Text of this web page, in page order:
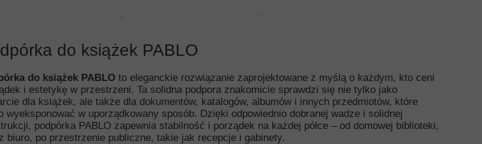
.
.
do książek PABLO
do książek PABLO to eleganckie rozwiązanie zaprojektowane z myślą o każdym, kto ceni
i estetykę w przestrzeni. Ta solidna podpora znakomicie sprawdzi się nie tylko jako
dla książek, ale także dla dokumentów, katalogów, albumów i innych przedmiotów, które
wyeksponować w uporządkowany sposób. Dzięki odpowiednio dobranej wadze i solidnej
podpórka PABLO zapewnia stabilność i porządek na każdej półce – od domowej biblioteki,
biuro, po przestrzenie publiczne, takie jak recepcje i gabinety.